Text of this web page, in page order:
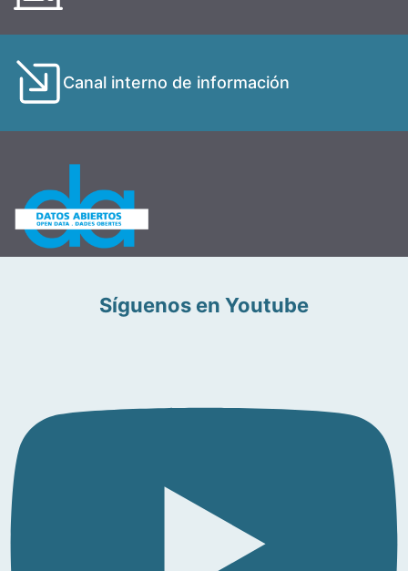
Canal interno de información
Síguenos en Youtube